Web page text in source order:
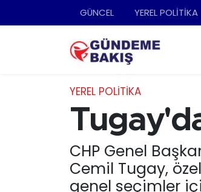
GÜNCEL YEREL POLİTİKA
YEREL POLİTİKA
CHP Genel
Cemil Tugay,
genel seçimler
Ankara
DÜNYA
EĞİTİM
Nöbetçi Eczaneler
Trafik Durumu
Süper Lig Puan Durumu ve
Tüm Manşetler